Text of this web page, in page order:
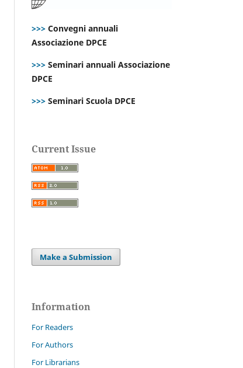
>>> Convegni annuali
Associazione DPCE
>>> Seminari annuali Associazione
DPCE
>>> Seminari Scuola DPCE
Current Issue
Make a Submission
Information
For Readers
For Authors
For Librarians